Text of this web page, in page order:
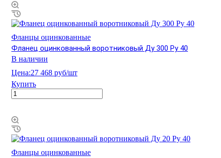
Фланцы оцинкованные
Фланец оцинкованный воротниковый Ду 300 Ру 40
В наличии
Цена:27 468 руб/шт
Купить
Фланцы оцинкованные